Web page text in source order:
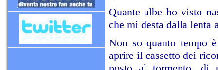
Quante albe ho visto
che mi desta dalla lenta
Non so quanto tempo
aprire il cassetto dei